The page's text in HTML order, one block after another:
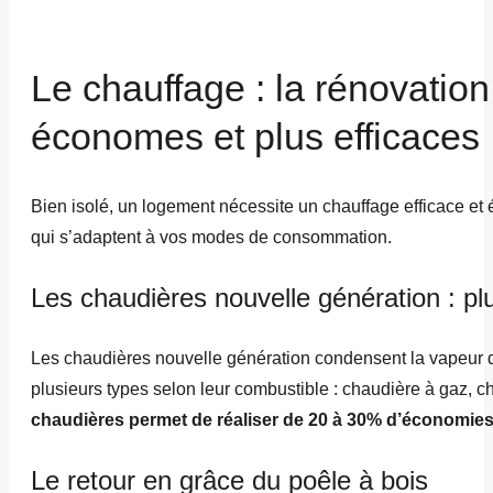
Le chauffage : la
économes et plus efficaces
Bien isolé, un logement nécessite un chauffage efficace
qui s’adaptent à vos modes de consommation.
Les chaudières nouvelle génération :
Les chaudières nouvelle génération condensent la vapeur
plusieurs types selon leur combustible : chaudière à gaz,
chaudières permet de réaliser de 20 à 30%
Le retour en grâce du poêle à bois